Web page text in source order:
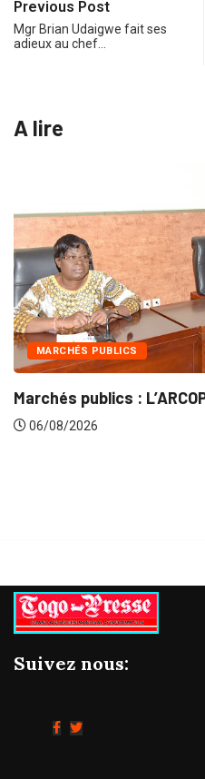
Previous Post
Mgr Brian Udaigwe fait ses
adieux au chef…
A lire
croisade pour plus...
Suivez nous: